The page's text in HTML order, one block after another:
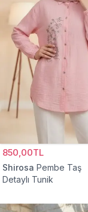
850,00TL
Shirosa Pembe Taş
Detaylı Tunik